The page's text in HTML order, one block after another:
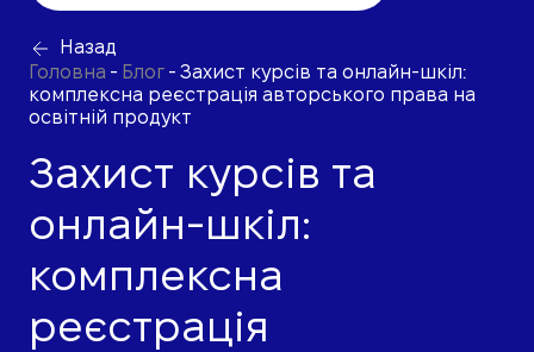
Назад
Головна - Блог - Захист курсів та онлайн-шкіл:
комплексна реєстрація авторського права на
освітній продукт
Захист курсів та
онлайн-шкіл:
комплексна
реєстрація